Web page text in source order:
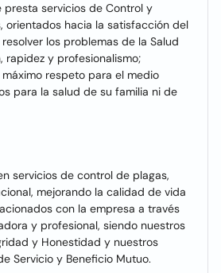
presta servicios de Control y
orientados hacia la satisfacción del
los problemas de la Salud
rapidez y profesionalismo;
respeto para el medio
para la salud de su familia ni de
servicios de control de plagas,
mejorando la calidad de vida
con la empresa a través
y profesional, siendo nuestros
y Honestidad y nuestros
Servicio y Beneficio Mutuo.